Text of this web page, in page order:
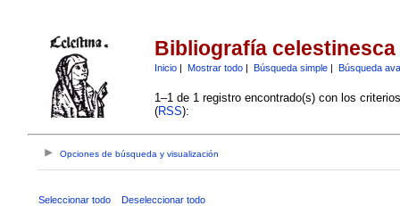
Bibliografía celestinesca
Inicio| Mostrar todo| Búsqueda simple| Búsqueda
1–1 de 1 registro encontrado(s) con los
(RSS):
Opciones de búsqueda y visualización
Seleccionar todo Deseleccionar todo